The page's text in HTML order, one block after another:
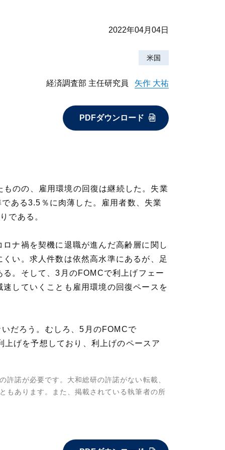
2022年04月04日
米国
経済調査部 主任研究員 矢作 大祐
PDFダウンロード
のの、雇用環境の回復は継続した。失業
ある3.5％に肉薄した。雇用者数、失業
である。
ナ禍を契機に退職が進んだ高齢層に関し
い。求人件数は依然高水準にあるが、足
。そして、3月のFOMCで利上げフェー
していくことも雇用環境の回復ペースを
だろう。むしろ、5月のFOMCで
げを予想しており、利上げのペースア
諾が必要です。大和総研の許諾がない転載、
もあります。また、掲載されている執筆者の所